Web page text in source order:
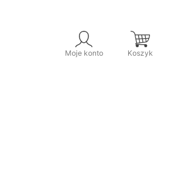
Moje konto Koszyk